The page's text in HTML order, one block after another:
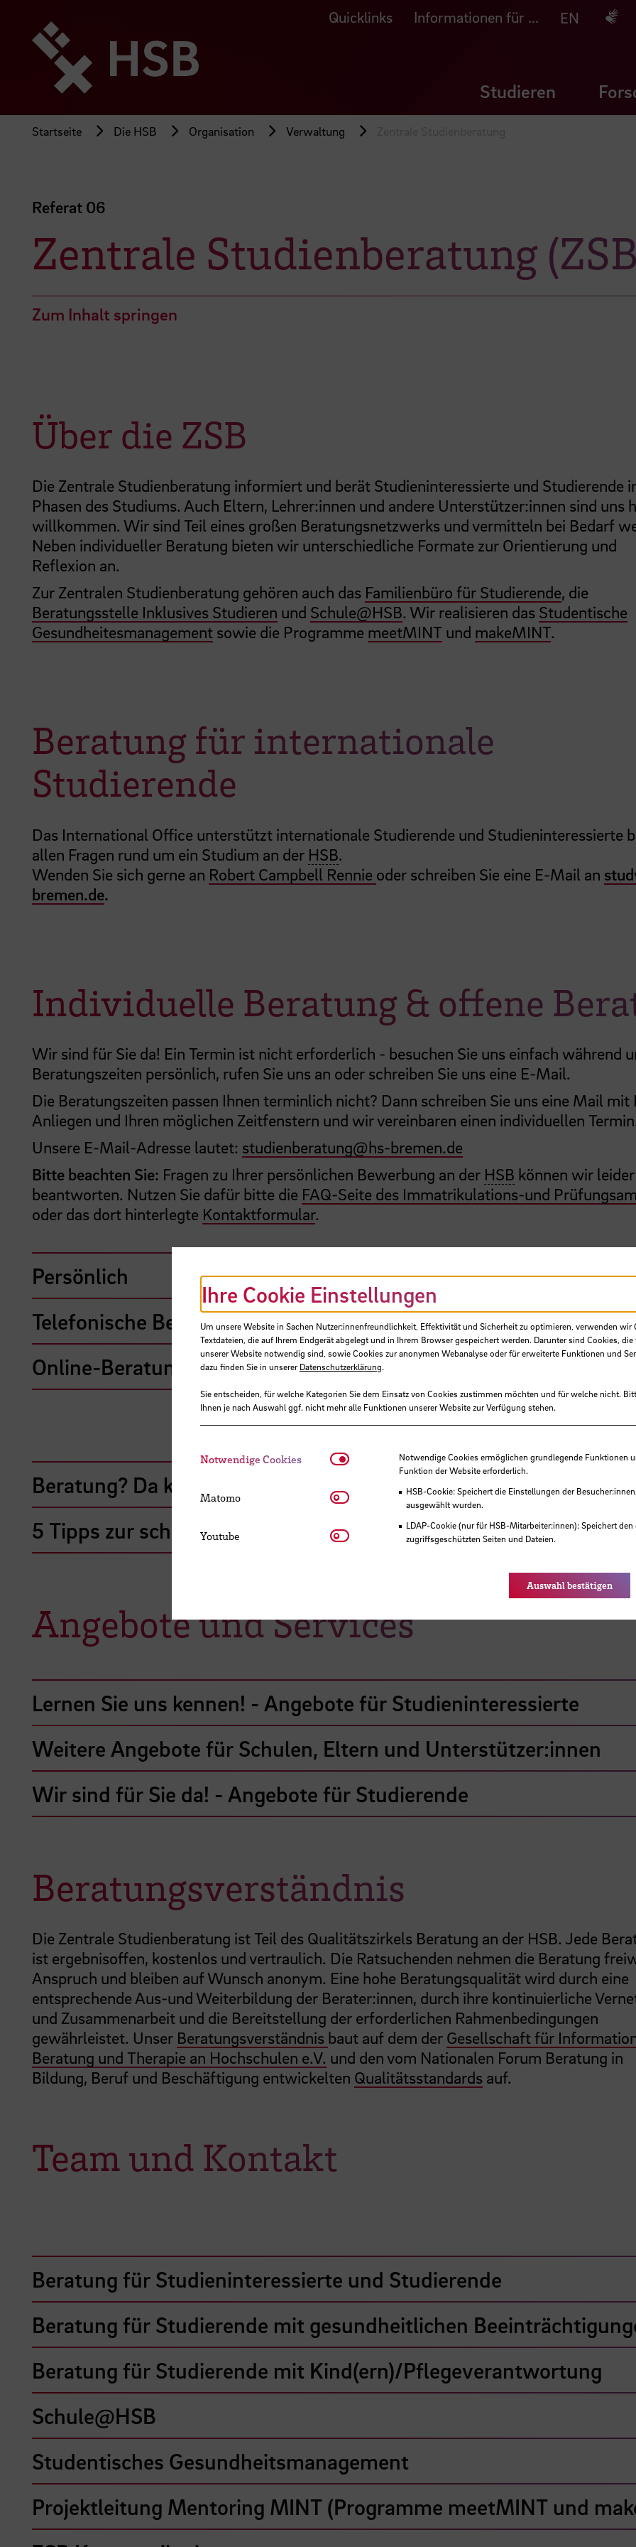
Seiteninhalt
springen
Quicklinks Informationen für ... EN
Studieren
Startseite Die HSB Organisation Verwaltung
Referat 06
Zentrale Studienberatung
Zum Inhalt springen
Über die ZSB
Die Zentrale Studienberatung informiert und berät Studieninteressierte und Studierende
Phasen des Studiums. Auch Eltern, Lehrer:innen und andere Unterstützer:innen sind uns
willkommen. Wir sind Teil eines großen Beratungsnetzwerks und vermitteln bei Bedarf
Neben individueller Beratung bieten wir unterschiedliche Formate zur Orientierung und
Reflexion an.
Zur Zentralen Studienberatung gehören auch das Familienbüro für Studierende, die
Beratungsstelle Inklusives Studieren und Schule@HSB. Wir realisieren das Studentische
Gesundheitesmanagement sowie die Programme meetMINT und makeMINT.
Beratung für internationale
Studierende
Das International Office unterstützt internationale Studierende und Studieninteressierte
allen Fragen rund um ein Studium an der HSB.
Wenden Sie sich gerne an Robert Campbell Rennie oder schreiben Sie eine E-Mail an
bremen.de.
Individuelle Beratung & offene
Wir sind für Sie da! Ein Termin ist nicht erforderlich - besuchen Sie uns einfach während
Beratungszeiten persönlich, rufen Sie uns an oder schreiben Sie uns eine E-Mail.
Die Beratungszeiten passen Ihnen terminlich nicht? Dann schreiben Sie uns eine Mail mit
Anliegen und Ihren möglichen Zeitfenstern und wir vereinbaren einen individuellen
Unsere E-Mail-Adresse lautet: studienberatung@hs-bremen.de
Bitte beachten Sie: Fragen zu Ihrer persönlichen Bewerbung an der HSB können wir
beantworten. Nutzen Sie dafür bitte die FAQ-Seite des Immatrikulations-und
oder das dort hinterlegte Kontaktformular.
Persönlich
Telefonische Beratung
Online-Beratung (ZOOM)
Beratung? Da kann ich doch auch ChatGPT fragen, oder?
5 Tipps zur schnellen Klärung ihrer Fragen per E-Mail
Angebote und Services
Lernen Sie uns kennen! - Angebote für Studieninteressierte
Weitere Angebote für Schulen, Eltern und Unterstützer:innen
Wir sind für Sie da! - Angebote für Studierende
Beratungsverständnis
Die Zentrale Studienberatung ist Teil des Qualitätszirkels Beratung an der HSB. Jede
ist ergebnisoffen, kostenlos und vertraulich. Die Ratsuchenden nehmen die Beratung
Anspruch und bleiben auf Wunsch anonym. Eine hohe Beratungsqualität wird durch eine
entsprechende Aus-und Weiterbildung der Berater:innen, durch ihre kontinuierliche
und Zusammenarbeit und die Bereitstellung der erforderlichen Rahmenbedingungen
gewährleistet. Unser Beratungsverständnis baut auf dem der Gesellschaft für
Beratung und Therapie an Hochschulen e.V. und den vom Nationalen Forum Beratung in
Bildung, Beruf und Beschäftigung entwickelten Qualitätsstandards auf.
Team und Kontakt
Beratung für Studieninteressierte und Studierende
Beratung für Studierende mit gesundheitlichen
Beratung für Studierende mit Kind(ern)/Pflegeverantwortung
Schule@HSB
Studentisches Gesundheitsmanagement
Projektleitung Mentoring MINT (Programme meetMINT und
Ihre Cookie Einstellungen
Um unsere Website in Sachen Nutzer:innenfreundlichkeit, Effektivität und Sicherheit zu optimieren, verwenden wir
Textdateien, die auf Ihrem Endgerät abgelegt und in Ihrem Browser gespeichert werden. Darunter sind Cookies,
unserer Website notwendig sind, sowie Cookies zur anonymen Webanalyse oder für erweiterte Funktionen und
dazu finden Sie in unsererDatenschutzerklärung.
Sie entscheiden, für welche Kategorien Sie dem Einsatz von Cookies zustimmen möchten und für welche nicht.
Ihnen je nach Auswahl ggf. nicht mehr alle Funktionen unserer Website zur Verfügung stehen.
Notwendige Cookies Notwendige CookiesNotwendige Cookies ermöglichen grundlegende Funktionen
Funktion der Website erforderlich.
HSB-Cookie: Speichert die Einstellungen der
ausgewählt wurden.
LDAP-Cookie (nur für HSB-Mitarbeiter:innen): Speichert
zugriffsgeschützten Seiten und Dateien.
Matomo Matomo
Youtube Youtube
Auswahl bestätigen